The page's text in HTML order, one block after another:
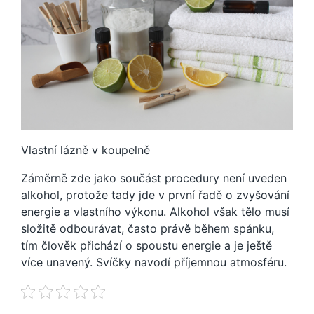
Vlastní lázně v koupelně
Záměrně zde jako součást procedury není uveden
alkohol, protože tady jde v první řadě o zvyšování
energie a vlastního výkonu. Alkohol však tělo musí
složitě odbourávat, často právě během spánku,
tím člověk přichází o spoustu energie a je ještě
více unavený. Svíčky navodí příjemnou atmosféru.